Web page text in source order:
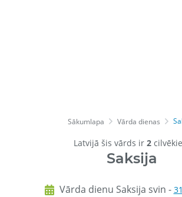
Sākumlapa Vārda dienas
Latvijā šis vārds ir 2
Saksija
Vārda dienu Saksija svin -